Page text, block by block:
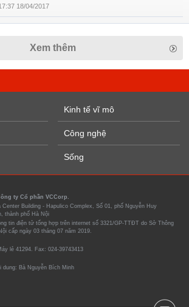
18/04/2017
Xem thêm
Kinh tế vĩ mô
Công nghệ
Sống
ty Cổ phần VCCorp.
Center Building - Hapulico Complex, Số 01, phố Nguyễn Huy
thành phố Hà Nội
tin điện tử tổng hợp trên internet số 3321/GP-TTĐT do Sở Thông
cấp ngày 03 tháng 07 năm 2019.
lẻ 41294. Fax: 024-39743413
dung: Bà Nguyễn Bích Minh